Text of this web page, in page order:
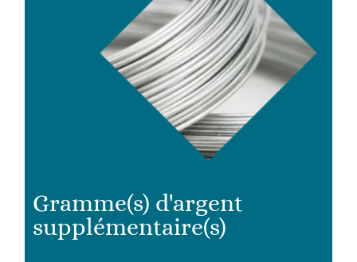
Gramme(s) d'argent
supplémentaire(s)